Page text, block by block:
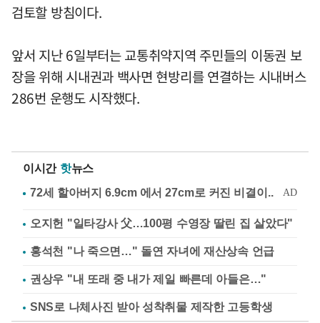
검토할 방침이다.
앞서 지난 6일부터는 교통취약지역 주민들의 이동권 보
장을 위해 시내권과 백사면 현방리를 연결하는 시내버스
286번 운행도 시작했다.
이시간 핫뉴스
오지헌 "일타강사 父…100평 수영장 딸린 집 살았다"
홍석천 "나 죽으면…" 돌연 자녀에 재산상속 언급
권상우 "내 또래 중 내가 제일 빠른데 아들은…"
SNS로 나체사진 받아 성착취물 제작한 고등학생